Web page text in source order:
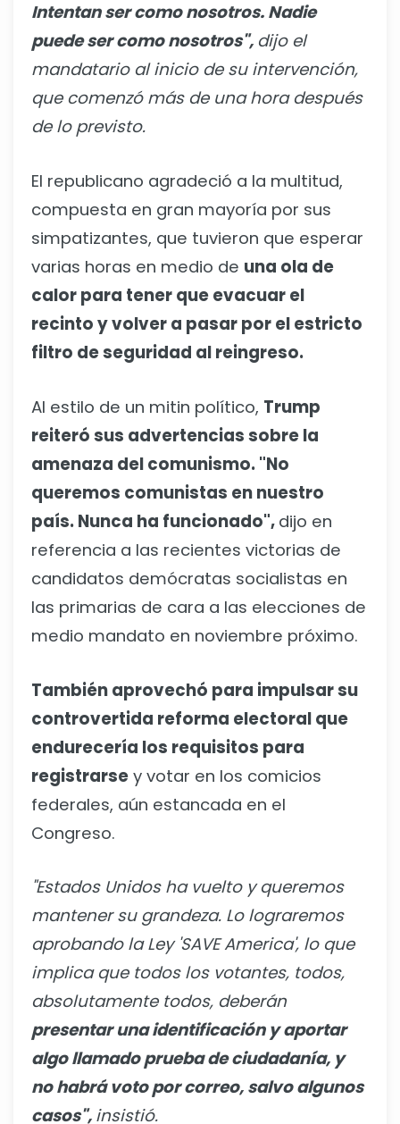
Intentan ser como nosotros. Nadie
puede ser como nosotros", dijo el
mandatario al inicio de su intervención,
que comenzó más de una hora después
de lo previsto.
El republicano agradeció a la multitud,
compuesta en gran mayoría por sus
simpatizantes, que tuvieron que esperar
varias horas en medio de una ola de
calor para tener que evacuar el
recinto y volver a pasar por el estricto
filtro de seguridad al reingreso.
Al estilo de un mitin político, Trump
reiteró sus advertencias sobre la
amenaza del comunismo. "No
queremos comunistas en nuestro
país. Nunca ha funcionado", dijo en
referencia a las recientes victorias de
candidatos demócratas socialistas en
las primarias de cara a las elecciones de
medio mandato en noviembre próximo.
También aprovechó para impulsar su
controvertida reforma electoral que
endurecería los requisitos para
registrarse y votar en los comicios
federales, aún estancada en el
Congreso.
"Estados Unidos ha vuelto y queremos
mantener su grandeza. Lo lograremos
aprobando la Ley 'SAVE America', lo que
implica que todos los votantes, todos,
absolutamente todos, deberán
presentar una identificación y aportar
algo llamado prueba de ciudadanía, y
no habrá voto por correo, salvo algunos
casos", insistió.